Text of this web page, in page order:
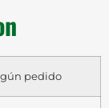
pedido